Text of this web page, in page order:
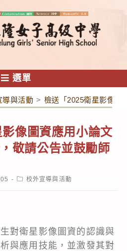
選單
導與活動 > 檢送「2025衛星影像圖
像圖資應用小論文
敬請公告並鼓勵師
Post校外宣導與活動
對衛星影像圖資的認識與
與應用技能，並激發其對